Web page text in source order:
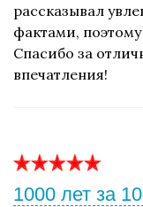
рассказывал
фактами,
Спасибо за
впечатления!
1000 лет за